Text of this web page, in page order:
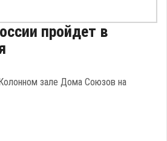
пройдет в
зале Дома Союзов на